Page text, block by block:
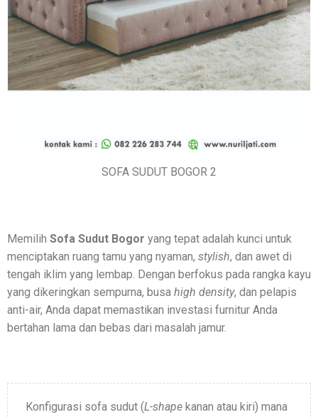
SOFA SUDUT BOGOR 2
Memilih Sofa Sudut Bogor yang tepat adalah kunci untuk
menciptakan ruang tamu yang nyaman, stylish, dan awet di
tengah iklim yang lembap. Dengan berfokus pada rangka kayu
yang dikeringkan sempurna, busa high density, dan pelapis
anti-air, Anda dapat memastikan investasi furnitur Anda
bertahan lama dan bebas dari masalah jamur.
Konfigurasi sofa sudut (L-shape kanan atau kiri) mana